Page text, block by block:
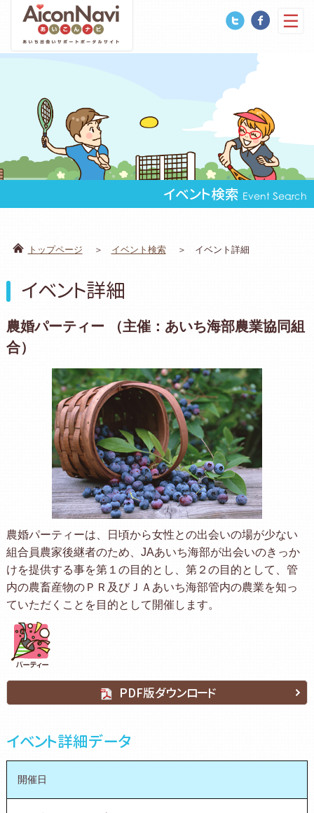
イベント検索 Event Search
トップページ イベント検索 イベント詳細
イベント詳細
農婚パーティー （主催：あいち海部農業協同組
合）
農婚パーティーは、日頃から女性との出会いの場が少ない
組合員農家後継者のため、JAあいち海部が出会いのきっか
けを提供する事を第１の目的とし、第２の目的として、管
内の農畜産物のＰＲ及びＪＡあいち海部管内の農業を知っ
ていただくことを目的として開催します。
PDF版ダウンロード
イベント詳細データ
開催日